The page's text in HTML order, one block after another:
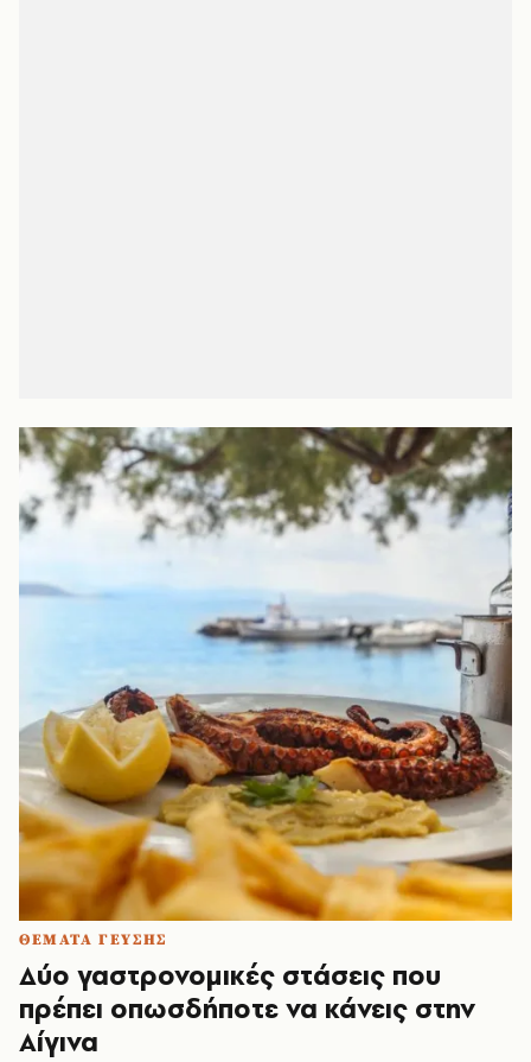
ΘΕΜΑΤΑ ΓΕΥΣΗΣ
Δύο γαστρονομικές στάσεις που
πρέπει οπωσδήποτε να κάνεις στην
Αίγινα